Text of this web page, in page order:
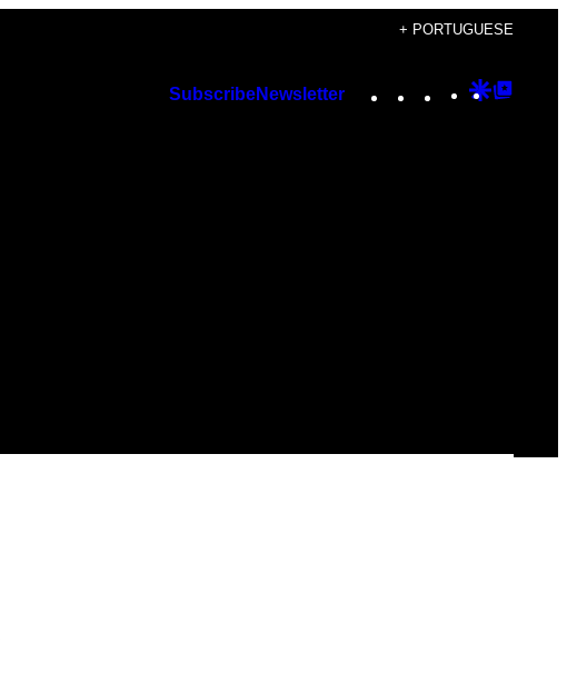
+ PORTUGUESE
SubscribeNewsletter Instagram
TikTok
YouTube
Google